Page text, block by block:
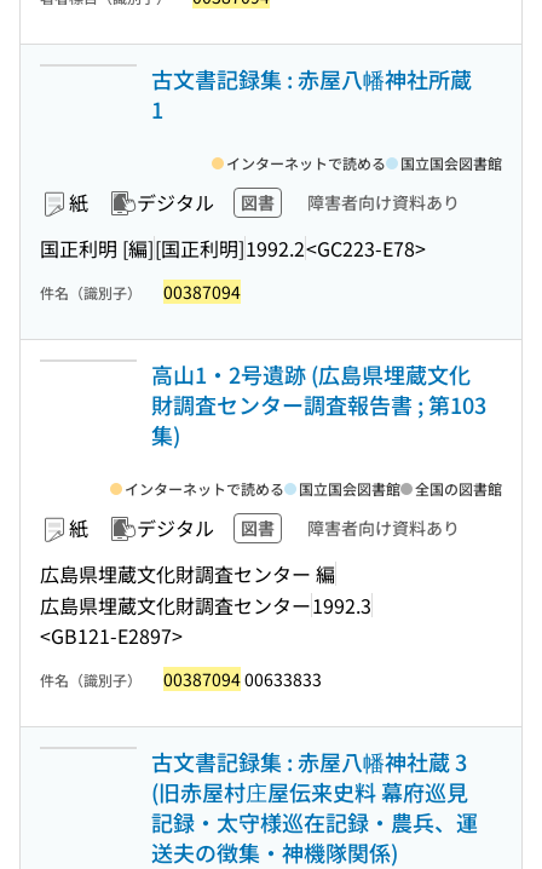
古文書記録集 : 赤屋八幡神社所蔵
1
紙 デジタル 図書 障害者向け資料あり
国正利明 [編][国正利明]1992.2<GC223-E78>
インターネットで読める 国立国会図書館
件名（識別子） 00387094
高山1・2号遺跡 (広島県埋蔵文化
財調査センター調査報告書 ; 第103
集)
紙 デジタル 図書 障害者向け資料あり
広島県埋蔵文化財調査センター 編
広島県埋蔵文化財調査センター1992.3
<GB121-E2897>
インターネットで読める 国立国会図書館 全国の図書館
件名（識別子） 0038709400633833
古文書記録集 : 赤屋八幡神社蔵 3
(旧赤屋村庄屋伝来史料 幕府巡見
記録・太守様巡在記録・農兵、運
送夫の徴集・神機隊関係)